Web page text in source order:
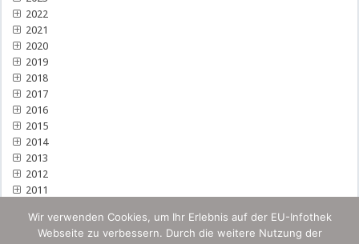
2022
2021
2020
2019
2018
2017
2016
2015
2014
2013
2012
2011
Wir verwenden Cookies, um Ihr Erlebnis auf der EU-Infothek
Webseite zu verbessern. Durch die weitere Nutzung der